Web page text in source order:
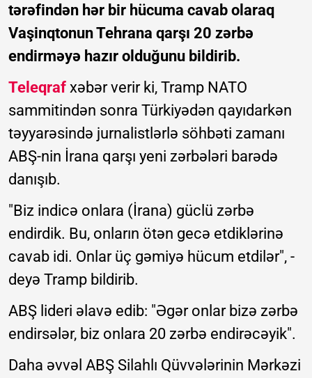
tərəfindən hər bir hücuma cavab olaraq
Vaşinqtonun Tehrana qarşı 20 zərbə
endirməyə hazır olduğunu bildirib.
Teleqraf xəbər verir ki, Tramp NATO
sammitindən sonra Türkiyədən qayıdarkən
təyyarəsində jurnalistlərlə söhbəti zamanı
ABŞ-nin İrana qarşı yeni zərbələri barədə
danışıb.
"Biz indicə onlara (İrana) güclü zərbə
endirdik. Bu, onların ötən gecə etdiklərinə
cavab idi. Onlar üç gəmiyə hücum etdilər", -
deyə Tramp bildirib.
ABŞ lideri əlavə edib: "Əgər onlar bizə zərbə
endirsələr, biz onlara 20 zərbə endirəcəyik".
Daha əvvəl ABŞ Silahlı Qüvvələrinin Mərkəzi